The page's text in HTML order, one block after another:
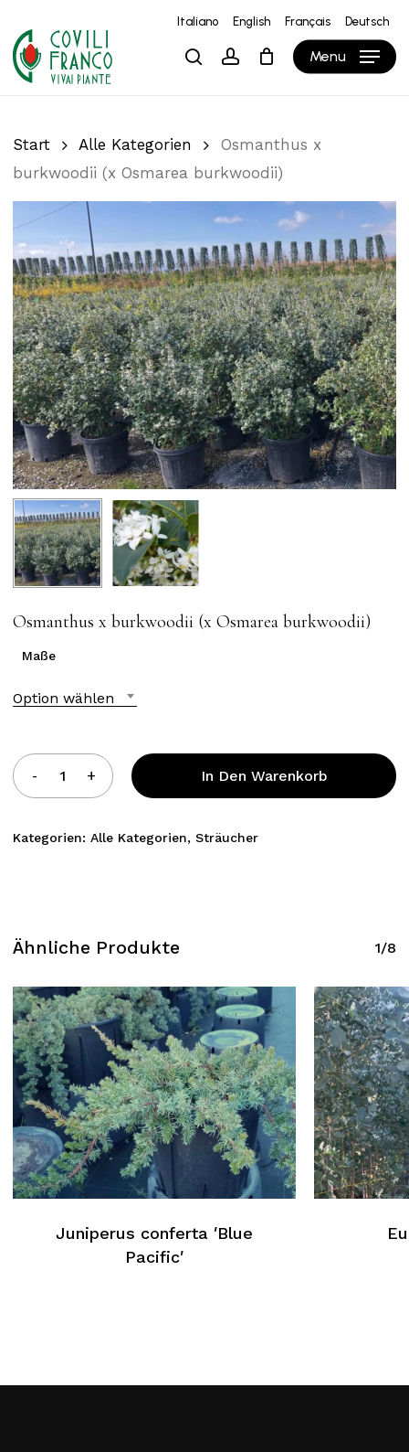
main
content
Italiano English Français Deutsch
searchaccount Menu
Warenkorb Close
Cart
Kein Produkt im Warenkorb
Start Alle Kategorien
Osmanthus x
burkwoodii (x Osmarea burkwoodii)
Osmanthus x burkwoodii (x Osmarea burkwoodii)
Maße
Option wählen
In Den Warenkorb
Kategorien: Alle Kategorien, Sträucher
Ähnliche Produkte 1/8
Juniperus conferta ′Blue
Pacific′